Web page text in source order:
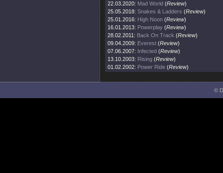
22.03.2020: Mad World (Review)
25.05.2018: Snakes & Ladders (Review)
25.01.2016: High Noon (Review)
16.01.2013: Powerplay (Review)
28.02.2011: Back On Track (Review)
09.04.2009: Everest (Review)
07.06.2007: Infected (Review)
13.10.2003: Rising (Review)
01.02.2002: Power Ride (Review)
©